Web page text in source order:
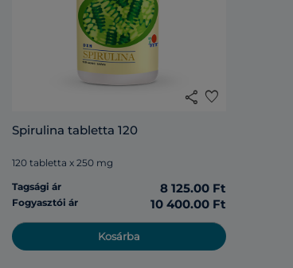
share favorite
Spirulina tabletta 120
120 tabletta x 250 mg
Tagsági ár
8 125.00 Ft
Fogyasztói ár 10 400.00 Ft
Kosárba